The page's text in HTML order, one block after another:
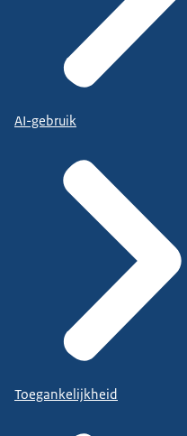
AI-gebruik
Toegankelijkheid